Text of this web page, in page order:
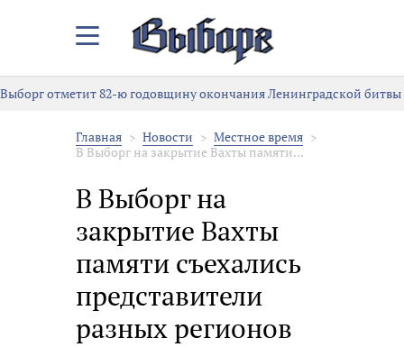
Закрыть/
меню
Выборг отметит 82-ю годовщину окончания Ленинградской битвы
Главная Новости
Местное время
В Выборг на закрытие Вахты памяти...
В Выборг на
закрытие Вахты
памяти съехались
представители
разных регионов